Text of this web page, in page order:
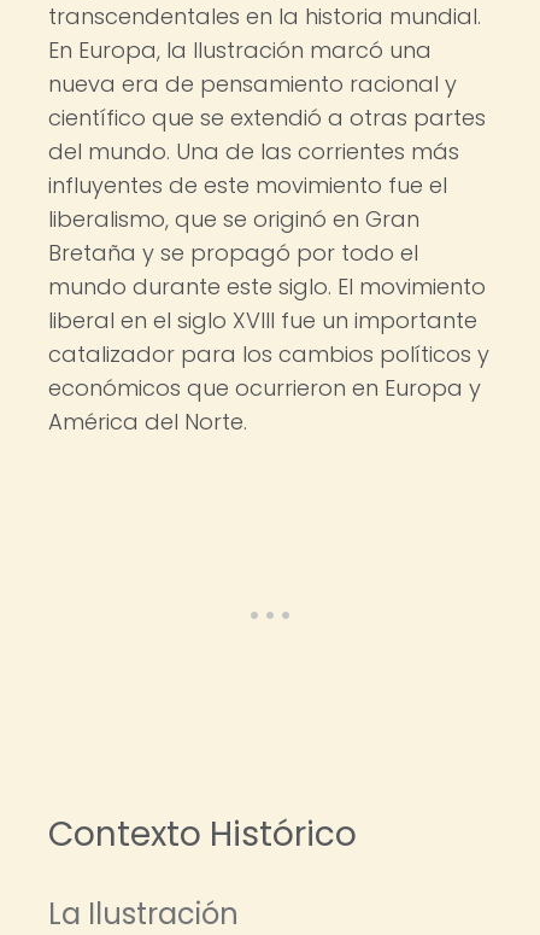
transcendentales en la historia mundial.
En Europa, la Ilustración marcó una
nueva era de pensamiento racional y
científico que se extendió a otras partes
del mundo. Una de las corrientes más
influyentes de este movimiento fue el
liberalismo, que se originó en Gran
Bretaña y se propagó por todo el
mundo durante este siglo. El movimiento
liberal en el siglo XVIII fue un importante
catalizador para los cambios políticos y
económicos que ocurrieron en Europa y
América del Norte.
Contexto Histórico
La Ilustración